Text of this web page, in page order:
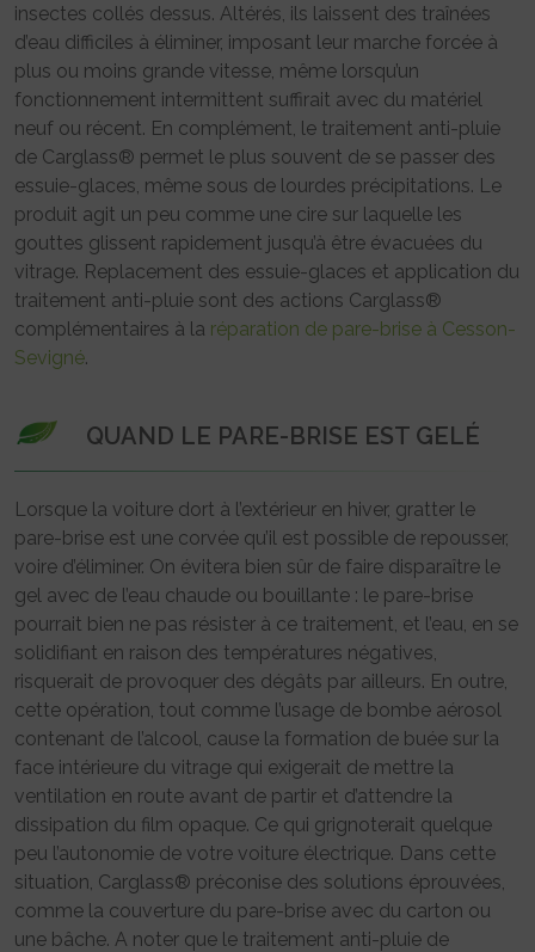
insectes collés dessus. Altérés, ils laissent des traînées
d’eau difficiles à éliminer, imposant leur marche forcée à
plus ou moins grande vitesse, même lorsqu’un
fonctionnement intermittent suffirait avec du matériel
neuf ou récent. En complément, le traitement anti-pluie
de Carglass® permet le plus souvent de se passer des
essuie-glaces, même sous de lourdes précipitations. Le
produit agit un peu comme une cire sur laquelle les
gouttes glissent rapidement jusqu’à être évacuées du
vitrage. Replacement des essuie-glaces et application du
traitement anti-pluie sont des actions Carglass®
complémentaires à la réparation de pare-brise à Cesson-
Sevigné.
QUAND LE PARE-BRISE EST GELÉ
Lorsque la voiture dort à l’extérieur en hiver, gratter le
pare-brise est une corvée qu’il est possible de repousser,
voire d’éliminer. On évitera bien sûr de faire disparaître le
gel avec de l’eau chaude ou bouillante : le pare-brise
pourrait bien ne pas résister à ce traitement, et l’eau, en se
solidifiant en raison des températures négatives,
risquerait de provoquer des dégâts par ailleurs. En outre,
cette opération, tout comme l’usage de bombe aérosol
contenant de l’alcool, cause la formation de buée sur la
face intérieure du vitrage qui exigerait de mettre la
ventilation en route avant de partir et d’attendre la
dissipation du film opaque. Ce qui grignoterait quelque
peu l’autonomie de votre voiture électrique. Dans cette
situation, Carglass® préconise des solutions éprouvées,
comme la couverture du pare-brise avec du carton ou
une bâche. A noter que le traitement anti-pluie de